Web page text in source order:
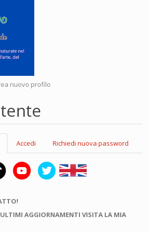
nuovo profilo
(scheda
attiva)
Accedi Richiedi nuova password
ULTIMI AGGIORNAMENTI VISITA LA MIA